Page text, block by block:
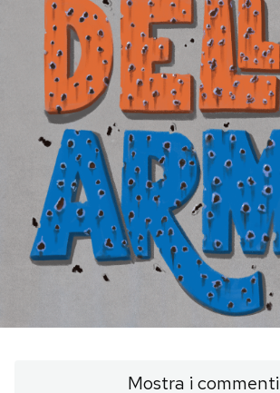
PODCAST
NEWSLETTER
I MIEI PREFERITI
SHOP
CALENDARIO
Area PersonaleMostra i commenti